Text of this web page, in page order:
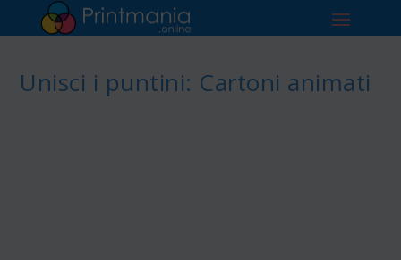
Unisci i puntini: Cartoni animati